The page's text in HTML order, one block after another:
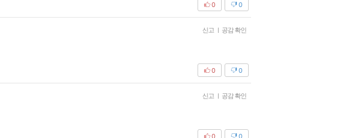
0
0
신고 | 공감 확인
0
0
신고 | 공감 확인
0
0